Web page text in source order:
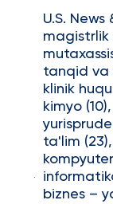
U.S.
magistrlik
tanqid va
klinik
kimyo
ta'lim
biznes –